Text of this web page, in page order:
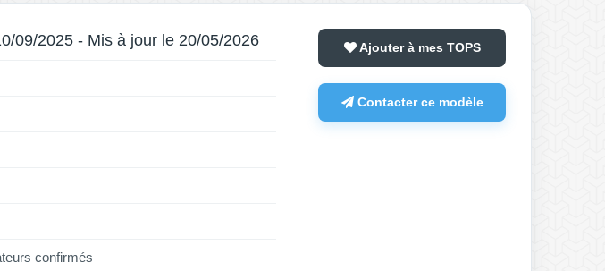
09/2025 - Mis à jour le 20/05/2026
confirmés
Ajouter à mes TOPS
Contacter ce modèle